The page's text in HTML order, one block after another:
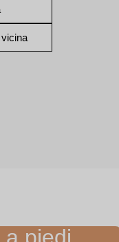
piedi